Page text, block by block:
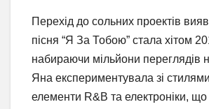
Перехід до сольних проектів
пісня “Я За Тобою” стала хітом
набираючи мільйони переглядів
Яна експериментувала зі
елементи R&B та електроніки, що